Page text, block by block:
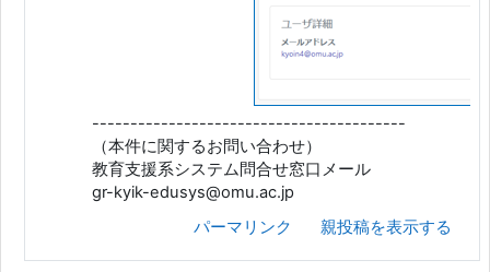
-----------------------------------------
（本件に関するお問い合わせ）
教育支援系システム問合せ窓口メール
gr-kyik-edusys@omu.ac.jp
パーマリンク
親投稿を表示する